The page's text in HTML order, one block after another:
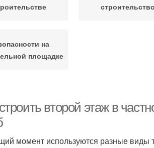
строительство
на
площадке
второй этаж в
момент используются разные виды